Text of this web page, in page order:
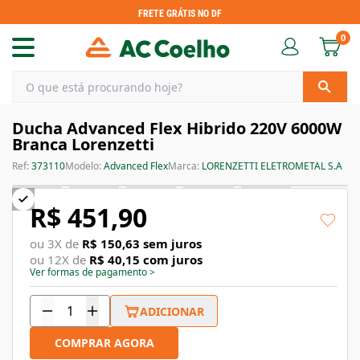
FRETE GRÁTIS NO DF
0
Ducha Advanced Flex Hibrido 220V 6000W
Branca Lorenzetti
Ref:373110Modelo:Advanced FlexMarca: LORENZETTI ELETROMETAL S.A
R$ 451,90
ou 3X de R$ 150,63 sem juros
ou 12X de R$ 40,15 com juros
Ver formas de pagamento>
ADICIONAR
COMPRAR AGORA